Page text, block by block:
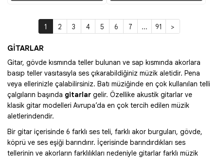
1 2 3 4 5 6 7 ... 91 >
GİTARLAR
Gitar, gövde kısmında teller bulunan ve sap kısmında akorlara
basıp teller vasıtasıyla ses çıkarabildiğiniz müzik aletidir. Pena
veya ellerinizle çalabilirsiniz. Batı müziğinde en çok kullanılan telli
çalgıların başında gitarlar gelir. Özellike akustik gitarlar ve
klasik gitar modelleri Avrupa’da en çok tercih edilen müzik
aletlerindendir.
Bir gitar içerisinde 6 farklı ses teli, farklı akor burguları, gövde,
köprü ve ses eşiği barındırır. İçerisinde barındırdıkları ses
tellerinin ve akorların farklılıkları nedeniyle gitarlar farklı müzik